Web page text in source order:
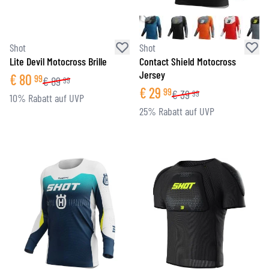
Shot
Lite Devil Motocross Brille
€ 80 99€89 99
10% Rabatt auf UVP
Shot
Contact Shield Motocross
Jersey
€29 99€39 99
25% Rabatt auf UVP